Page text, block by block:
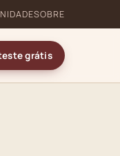
SOBRE
grátis